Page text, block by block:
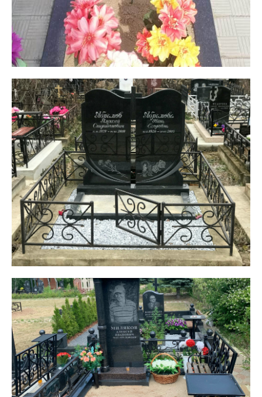
Пн-пт:с 09:00 - 21:00
Сб-вс:по предварительной
записи
8 (495) 003-42-92